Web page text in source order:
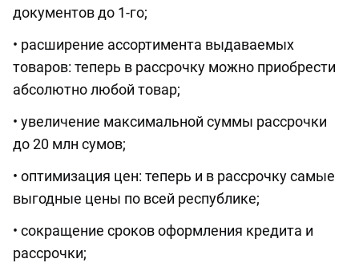
документов до 1-го;
• расширение ассортимента выдаваемых
товаров: теперь в рассрочку можно приобрести
абсолютно любой товар;
• увеличение максимальной суммы рассрочки
до 20 млн сумов;
• оптимизация цен: теперь и в рассрочку самые
выгодные цены по всей республике;
• сокращение сроков оформления кредита и
рассрочки;